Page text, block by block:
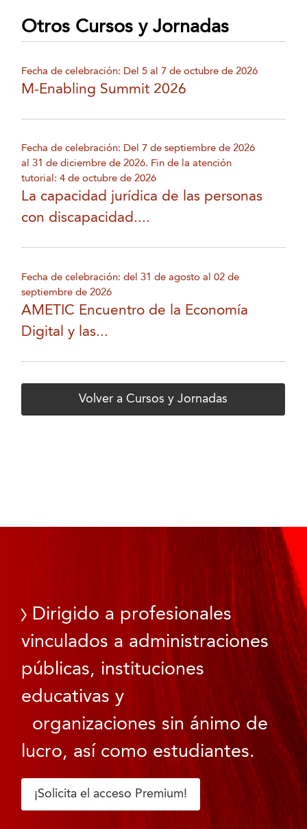
Otros Cursos y Jornadas
Fecha de celebración: Del 5 al 7 de octubre de 2026
M-Enabling Summit 2026
Fecha de celebración: Del 7 de septiembre de 2026
al 31 de diciembre de 2026. Fin de la atención
tutorial: 4 de octubre de 2026
La capacidad jurídica de las personas
con discapacidad....
Fecha de celebración: del 31 de agosto al 02 de
septiembre de 2026
AMETIC Encuentro de la Economía
Digital y las...
Volver a Cursos y Jornadas
Dirigido a profesionales
vinculados a administraciones
públicas, instituciones
educativas y
organizaciones sin ánimo de
lucro, así como estudiantes.
¡Solicita el acceso Premium!